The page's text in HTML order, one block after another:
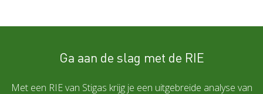
Ga aan de slag met de RIE
Met een RIE van Stigas krijg je een uitgebreide analyse van